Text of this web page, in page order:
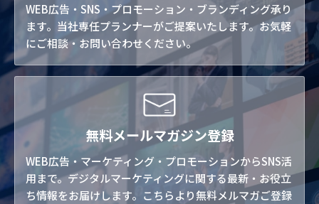
WEB広告・SNS・プロモーション・ブランディング承り
ます。当社専任プランナーがご提案いたします。お気軽
にご相談・お問い合わせください。
無料メールマガジン登録
WEB広告・マーケティング・プロモーションからSNS活
用まで。デジタルマーケティングに関する最新・お役立
ち情報をお届けします。こちらより無料メルマガご登録